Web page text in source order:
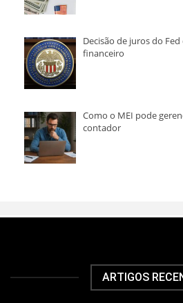
Decisão de juros do
financeiro
Como o MEI pode
contador
ARTIGOS